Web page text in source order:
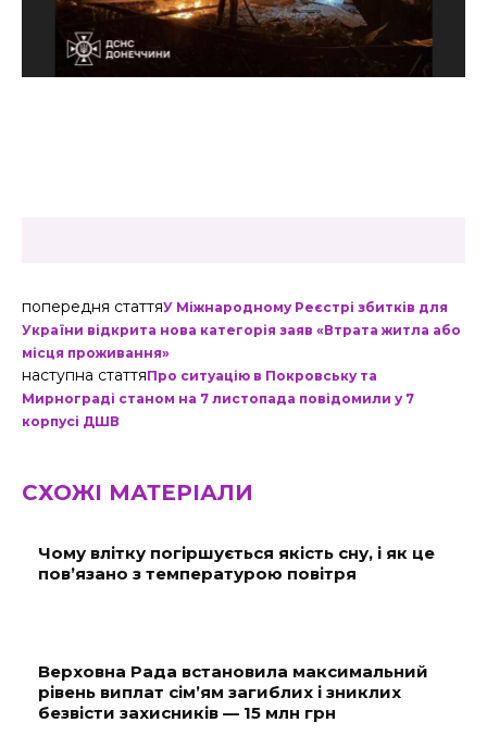
попередня статтяУ Міжнародному Реєстрі збитків для
України відкрита нова категорія заяв «Втрата житла або
місця проживання»
наступна статтяПро ситуацію в Покровську та
Мирнограді станом на 7 листопада повідомили у 7
корпусі ДШВ
СХОЖІ МАТЕРІАЛИ
Чому влітку погіршується якість сну, і як це
пов’язано з температурою повітря
Верховна Рада встановила максимальний
рівень виплат сім’ям загиблих і зниклих
безвісти захисників — 15 млн грн